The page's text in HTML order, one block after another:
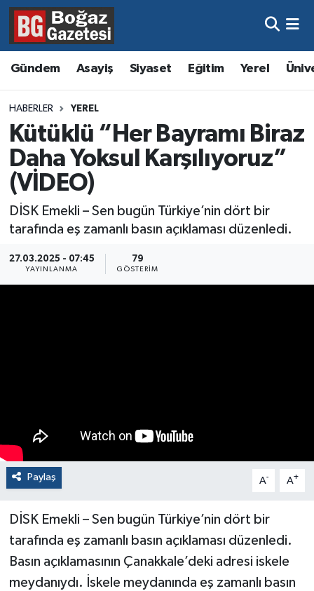
Gündem Asayiş Siyaset Eğitim Yerel
HABERLER YEREL
Kütüklü “Her Bayramı Biraz
Daha Yoksul Karşılıyoruz”
(VİDEO)
DİSK Emekli – Sen bugün Türkiye’nin dört bir
tarafında eş zamanlı basın açıklaması düzenledi.
27.03.2025 - 07:45
YAYINLANMA
79
GÖSTERIM
Paylaş A- A+
DİSK Emekli – Sen bugün Türkiye’nin dört bir
tarafında eş zamanlı basın açıklaması düzenledi.
Basın açıklamasının Çanakkale’deki adresi iskele
meydanıydı. İskele meydanında eş zamanlı basın
Asayiş
Eğitim
Ekonomi
Gündem
Kültür ve Sanat
Magazin
Resmi İlanlar
Hava Durumu
Trafik Durumu
Süper Lig Puan Durumu ve Fikstür
Tüm Manşetler
Son Dakika Haberleri
Haber Arşivi